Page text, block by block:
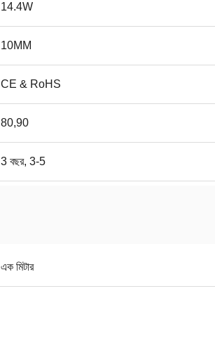
14.4W
10MM
CE & RoHS
80,90
3 বছর, 3-5
এক মিটার